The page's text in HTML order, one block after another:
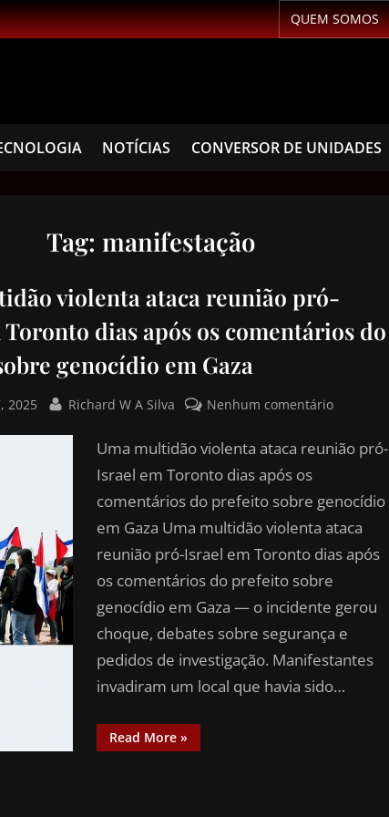
QUEM SOMOS
NOTÍCIAS CONVERSOR DE UNIDADES
Tag: manifestação
violenta ataca reunião pró-
dias após os comentários do
genocídio em Gaza
2025 Richard W A Silva Nenhum comentário
Uma multidão violenta ataca reunião pró-
Israel em Toronto dias após os
comentários do prefeito sobre genocídio
em Gaza Uma multidão violenta ataca
reunião pró-Israel em Toronto dias após
os comentários do prefeito sobre
genocídio em Gaza — o incidente gerou
choque, debates sobre segurança e
pedidos de investigação. Manifestantes
invadiram um local que havia sido…
Read More»